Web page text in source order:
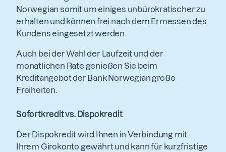
Norwegian somit um einiges unbürokratischer zu
erhalten und können frei nach dem Ermessen des
Kundens eingesetzt werden.
Auch bei der Wahl der Laufzeit und der
monatlichen Rate genießen Sie beim
Kreditangebot der Bank Norwegian große
Freiheiten.
Sofortkredit vs. Dispokredit
Der Dispokredit wird Ihnen in Verbindung mit
Ihrem Girokonto gewährt und kann für kurzfristige